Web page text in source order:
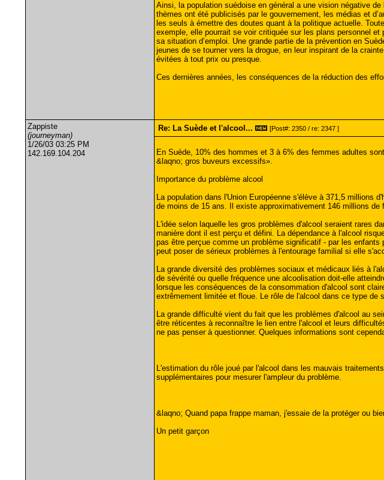
Ainsi, la population suédoise en général a une vision négative
thèmes ont été publicisés par le gouvernement, les médias et
les seuls à émettre des doutes quant à la politique actuelle.
exemple, elle pourrait se voir critiquée sur les plans personnel
sa situation d’emploi. Une grande partie de la prévention en
jeunes de se tourner vers la drogue, en leur inspirant de la
évitées à tout prix ou presque.
Ces dernières années, les conséquences de la réduction des
Zappiste
(journeyman)
1/26/03 03:25 PM
142.169.104.204
Re: La Suède et l'alcool... [Post#: 2350 / re: 2347 ]
En Suède, 10% des hommes et 3 à 6% des femmes adultes
&laqno; gros buveurs excessifs».
Importance du problème alcool
La population dans l'Union Européenne s'élève à 371,5 millions
de moins de 15 ans. Il existe approximativement 146 millions de
L'idée selon laquelle les gros problèmes d'alcool seraient rares
manière dont il est perçu et défini. La dépendance à l'alcool
pas être perçue comme un problème significatif - par les
peut poser de sérieux problèmes à l'entourage familial si elle
La grande diversité des problèmes sociaux et médicaux liés à
de sévérité ou quelle fréquence une alcoolisation doit-elle
lorsque les conséquences de la consommation d'alcool sont
extrêmement limitée et floue. Le rôle de l'alcool dans ce type
La grande difficulté vient du fait que les problèmes d'alcool au
être réticentes à reconnaître le lien entre l'alcool et leurs
ne pas penser à questionner. Quelques informations sont
L'estimation du rôle joué par l'alcool dans les mauvais
supplémentaires pour mesurer l'ampleur du problème.
&laqno; Quand papa frappe maman, j'essaie de la protéger ou
Un petit garçon